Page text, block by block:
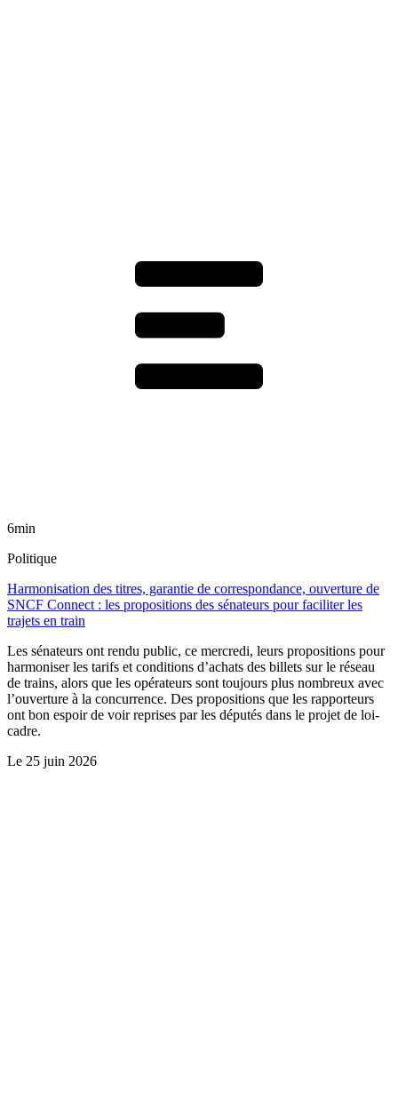
6min
Politique
Harmonisation des titres, garantie de correspondance, ouverture de
SNCF Connect : les propositions des sénateurs pour faciliter les
trajets en train
Les sénateurs ont rendu public, ce mercredi, leurs propositions pour
harmoniser les tarifs et conditions d’achats des billets sur le réseau
de trains, alors que les opérateurs sont toujours plus nombreux avec
l’ouverture à la concurrence. Des propositions que les rapporteurs
ont bon espoir de voir reprises par les députés dans le projet de loi-
cadre.
Le 25 juin 2026